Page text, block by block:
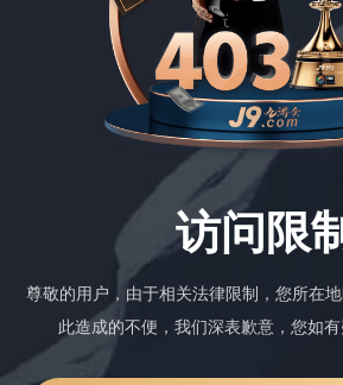
访问限
尊敬的用户，由于相关法律限制，您所在
此造成的不便，我们深表歉意，您如有